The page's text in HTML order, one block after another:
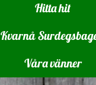
Hitta hit
Kvarnå
Våra vänner